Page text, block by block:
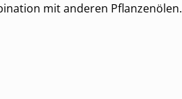
mit anderen Pflanzenölen.